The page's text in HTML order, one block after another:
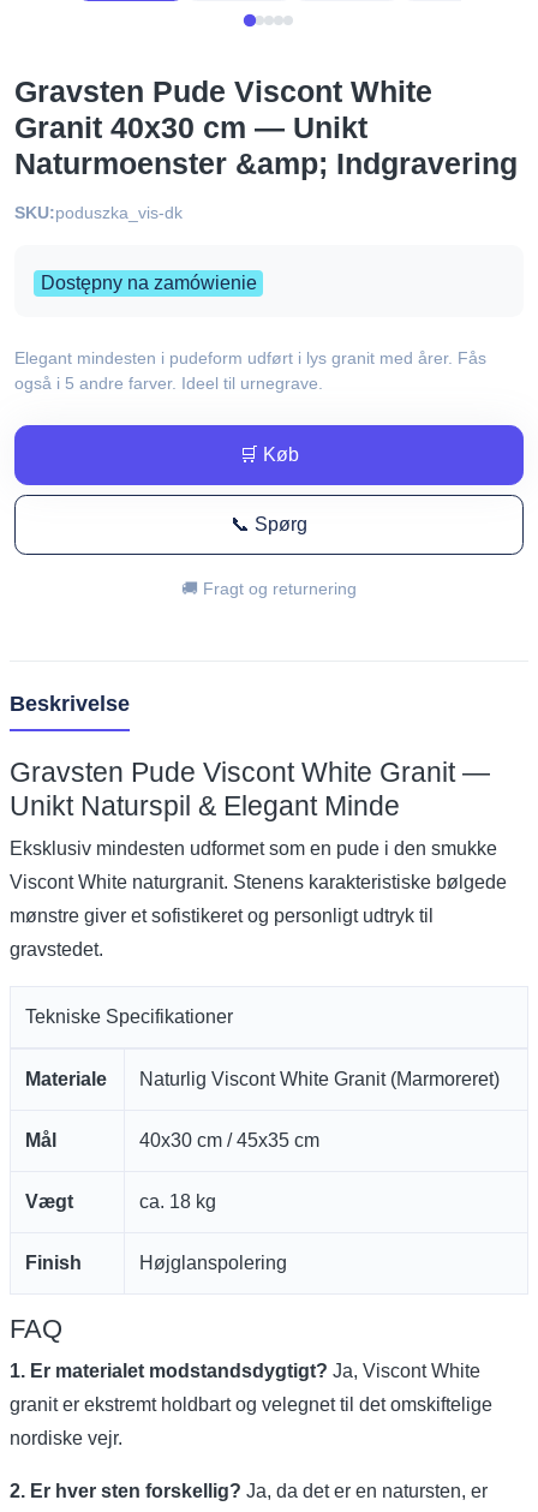
Gravsten Pude Viscont White
Granit 40x30 cm — Unikt
Naturmoenster &amp; Indgravering
SKU:poduszka_vis-dk
Dostępny na zamówienie
Elegant mindesten i pudeform udført i lys granit med årer. Fås
også i 5 andre farver. Ideel til urnegrave.
🛒 Køb
📞 Spørg
🚚 Fragt og returnering
Beskrivelse
Gravsten Pude Viscont White Granit —
Unikt Naturspil & Elegant Minde
Eksklusiv mindesten udformet som en pude i den smukke
Viscont White naturgranit. Stenens karakteristiske bølgede
mønstre giver et sofistikeret og personligt udtryk til
gravstedet.
Tekniske Specifikationer
Materiale Naturlig Viscont White Granit (Marmoreret)
Mål 40x30 cm / 45x35 cm
Vægt ca. 18 kg
Finish Højglanspolering
FAQ
1. Er materialet modstandsdygtigt? Ja, Viscont White
granit er ekstremt holdbart og velegnet til det omskiftelige
nordiske vejr.
2. Er hver sten forskellig? Ja, da det er en natursten, er